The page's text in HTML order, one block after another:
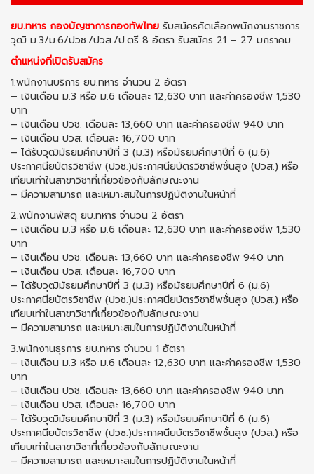
ยบ.ทหาร กองบัญชาการกองทัพไทย รับสมัครคัดเลือกพนักงานราชการ
วุฒิ ม.3/ม.6/ปวช./ปวส./ป.ตรี 8 อัตรา รับสมัคร 21 – 27 มกราคม
ตำแหน่งที่เปิดรับสมัคร
1.พนักงานบริการ ยบ.ทหาร จำนวน 2 อัตรา
– เงินเดือน ม.3 หรือ ม.6 เดือนละ 12,630 บาท และค่าครองชีพ 1,530
บาท
– เงินเดือน ปวช. เดือนละ 13,660 บาท และค่าครองชีพ 940 บาท
– เงินเดือน ปวส. เดือนละ 16,700 บาท
– ได้รับวุฒิมัธยมศึกษาปีที่ 3 (ม.3) หรือมัธยมศึกษาปีที่ 6 (ม.6)
ประกาศนียบัตรวิชาชีพ (ปวช.)ประกาศนียบัตรวิชาชีพชั้นสูง (ปวส.) หรือ
เทียบเท่าในสาขาวิชาที่เกี่ยวข้องกับลักษณะงาน
– มีความสามารถ และเหมาะสมในการปฏิบัติงานในหน้าที่
2.พนักงานพัสดุ ยบ.ทหาร จำนวน 2 อัตรา
– เงินเดือน ม.3 หรือ ม.6 เดือนละ 12,630 บาท และค่าครองชีพ 1,530
บาท
– เงินเดือน ปวช. เดือนละ 13,660 บาท และค่าครองชีพ 940 บาท
– เงินเดือน ปวส. เดือนละ 16,700 บาท
– ได้รับวุฒิมัธยมศึกษาปีที่ 3 (ม.3) หรือมัธยมศึกษาปีที่ 6 (ม.6)
ประกาศนียบัตรวิชาชีพ (ปวช.)ประกาศนียบัตรวิชาชีพชั้นสูง (ปวส.) หรือ
เทียบเท่าในสาขาวิชาที่เกี่ยวข้องกับลักษณะงาน
– มีความสามารถ และเหมาะสมในการปฏิบัติงานในหน้าที่
3.พนักงานธุรการ ยบ.ทหาร จำนวน 1 อัตรา
– เงินเดือน ม.3 หรือ ม.6 เดือนละ 12,630 บาท และค่าครองชีพ 1,530
บาท
– เงินเดือน ปวช. เดือนละ 13,660 บาท และค่าครองชีพ 940 บาท
– เงินเดือน ปวส. เดือนละ 16,700 บาท
– ได้รับวุฒิมัธยมศึกษาปีที่ 3 (ม.3) หรือมัธยมศึกษาปีที่ 6 (ม.6)
ประกาศนียบัตรวิชาชีพ (ปวช.)ประกาศนียบัตรวิชาชีพชั้นสูง (ปวส.) หรือ
เทียบเท่าในสาขาวิชาที่เกี่ยวข้องกับลักษณะงาน
– มีความสามารถ และเหมาะสมในการปฏิบัติงานในหน้าที่